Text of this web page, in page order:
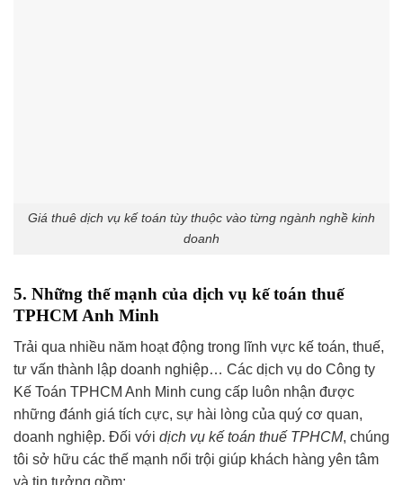
Giá thuê dịch vụ kế toán tùy thuộc vào từng ngành nghề kinh
doanh
5. Những thế mạnh của dịch vụ kế toán thuế
TPHCM Anh Minh
Trải qua nhiều năm hoạt động trong lĩnh vực kế toán, thuế,
tư vấn thành lập doanh nghiệp… Các dịch vụ do Công ty
Kế Toán TPHCM Anh Minh cung cấp luôn nhận được
những đánh giá tích cực, sự hài lòng của quý cơ quan,
doanh nghiệp. Đối với dịch vụ kế toán thuế TPHCM, chúng
tôi sở hữu các thế mạnh nổi trội giúp khách hàng yên tâm
và tin tưởng gồm: